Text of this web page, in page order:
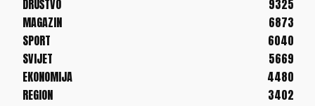
DRUŠTVO
9325
MAGAZIN
6873
SPORT
6040
SVIJET
5669
EKONOMIJA
4480
REGION
3402